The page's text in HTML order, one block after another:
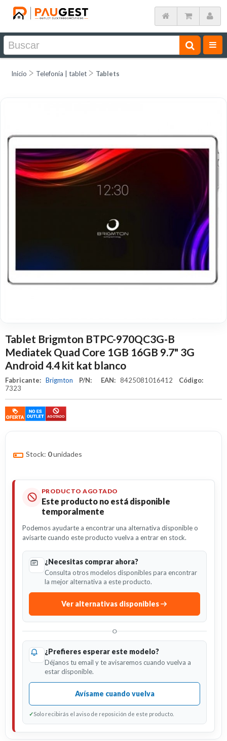
Inicio Telefonía | tablet Tablets
Tablet Brigmton BTPC-970QC3G-B
Mediatek Quad Core 1GB 16GB 9.7" 3G
Android 4.4 kit kat blanco
Fabricante: Brigmton P/N: EAN: 8425081016412 Código:
7323
Stock: 0unidades
PRODUCTO AGOTADO
Este producto no está disponible
temporalmente
Podemos ayudarte a encontrar una alternativa disponible o
avisarte cuando este producto vuelva a entrar en stock.
¿Necesitas comprar ahora?
Consulta otros modelos disponibles para encontrar
la mejor alternativa a este producto.
Ver alternativas disponibles
O
¿Prefieres esperar este modelo?
Déjanos tu email y te avisaremos cuando vuelva a
estar disponible.
Avísame cuando vuelva
✓Solo recibirás el aviso de reposición de este producto.